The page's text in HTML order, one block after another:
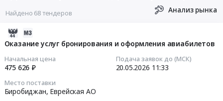
Найдено 68 тендеров Анализ рынка
Оказание услуг бронирования и оформления авиабилетов
Начальная цена
475 626 ₽
Подача заявок до (МСК)
20.05.2026 11:33
Место поставки
Биробиджан, Еврейская АО